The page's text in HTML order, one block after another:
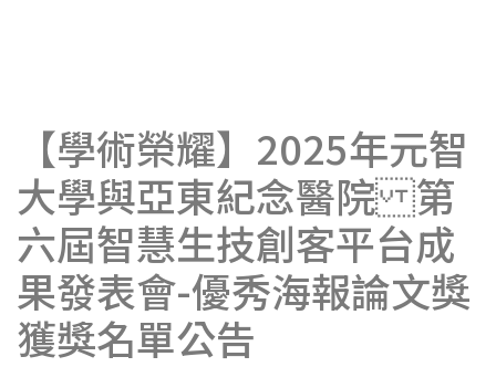
【學術榮耀】2025年元智
大學與亞東紀念醫院 第
六屆智慧生技創客平台成
果發表會-優秀海報論文獎
獲獎名單公告